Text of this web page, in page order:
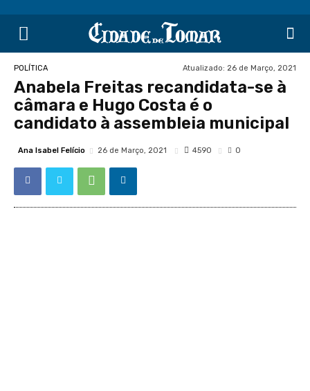
POLÍTICA Atualizado: 26 de Março, 2021
Anabela Freitas recandidata-se à
câmara e Hugo Costa é o
candidato à assembleia municipal
Ana Isabel Felício 26 de Março, 2021 4590 0